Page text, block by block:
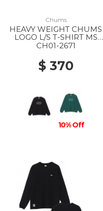
Chums
HEAVY WEIGHT CHUMS
LOGO L/S T-SHIRT MS
K001 BLACK
CH01-2671
$ 370
10% Off